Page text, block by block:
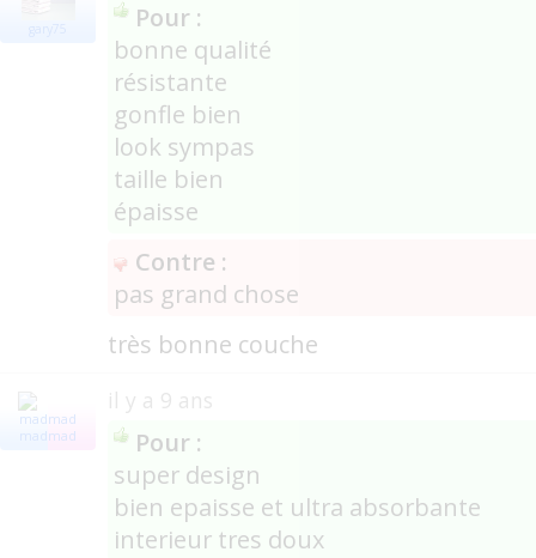
gary75
Pour :
bonne qualité
résistante
gonfle bien
look sympas
taille bien
épaisse
Contre :
pas grand chose
très bonne couche
madmad
il y a 9 ans
Pour :
super design
bien epaisse et ultra absorbante
interieur tres doux